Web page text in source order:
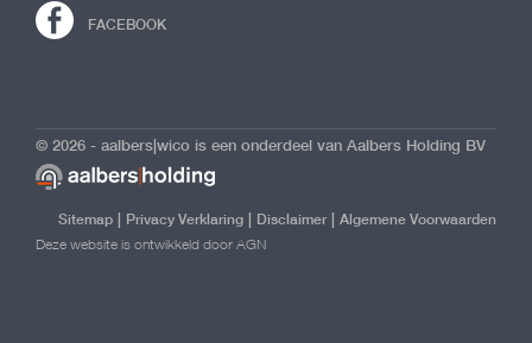
FACEBOOK
© 2026 - aalbers|wico is een onderdeel van Aalbers Holding BV
Sitemap | Privacy Verklaring | Disclaimer| Algemene Voorwaarden
Deze website is ontwikkeld door AGN